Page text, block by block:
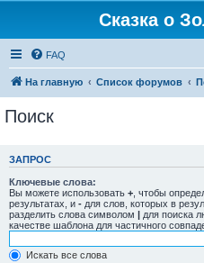
Сказка о
FAQ
На главную Список форумов
Поиск
ЗАПРОС
Ключевые слова:
Вы можете использовать + , чтобы
результатах, и - для слов, которых в
разделить слова символом | для поиска
качестве шаблона для частичного
Искать все слова